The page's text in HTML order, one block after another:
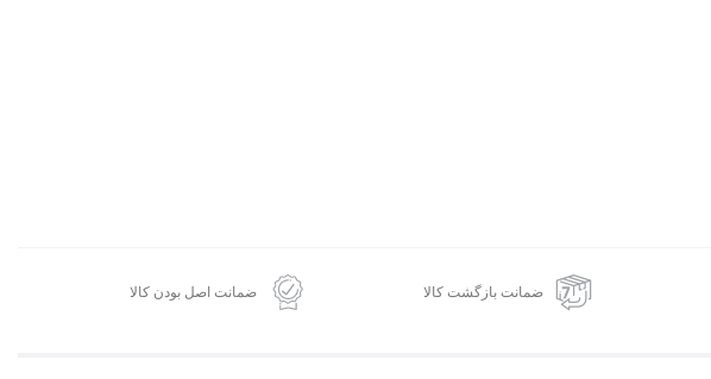
ضمانت بازگشت کالا ضمانت اصل بودن کالا